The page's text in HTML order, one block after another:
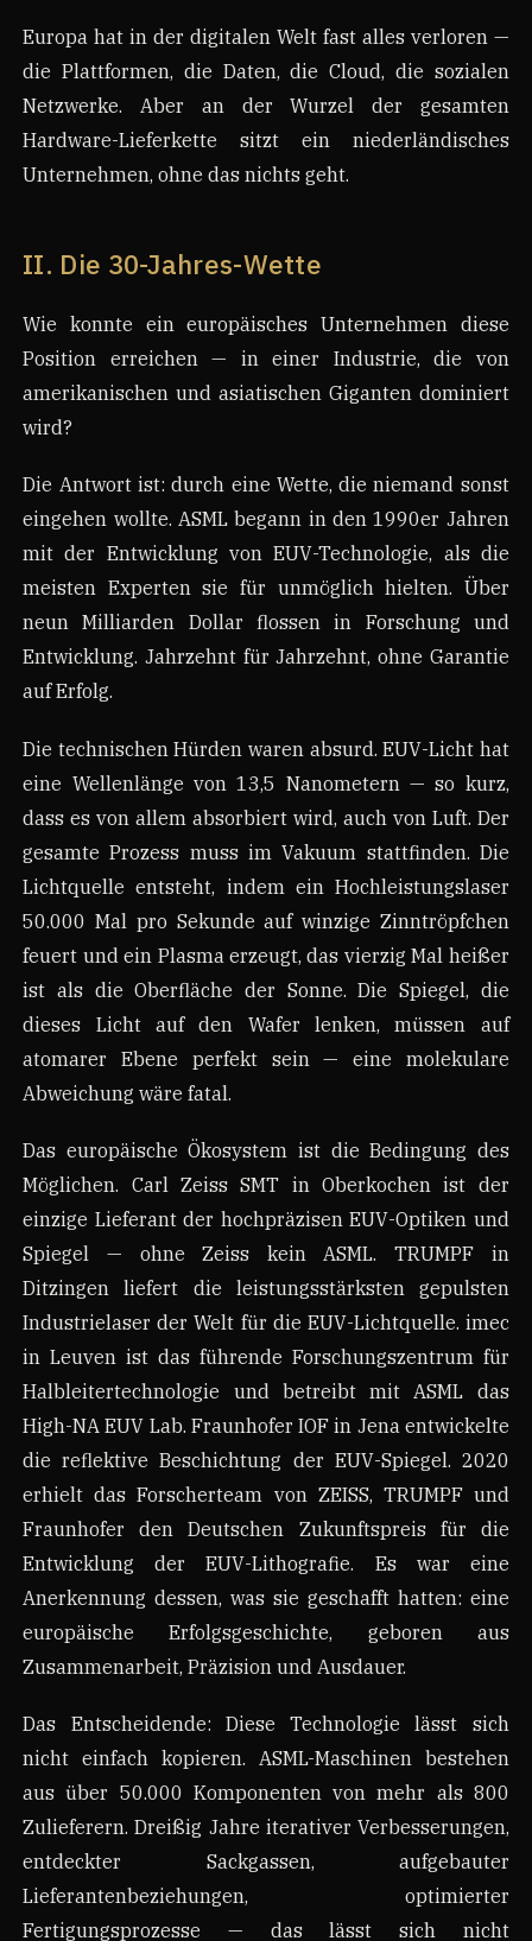
Europa hat in der digitalen Welt fast alles verloren —
die Plattformen, die Daten, die Cloud, die sozialen
Netzwerke. Aber an der Wurzel der gesamten
Hardware-Lieferkette sitzt ein niederländisches
Unternehmen, ohne das nichts geht.
II. Die 30-Jahres-Wette
Wie konnte ein europäisches Unternehmen diese
Position erreichen — in einer Industrie, die von
amerikanischen und asiatischen Giganten dominiert
wird?
Die Antwort ist: durch eine Wette, die niemand sonst
eingehen wollte. ASML begann in den 1990er Jahren
mit der Entwicklung von EUV-Technologie, als die
meisten Experten sie für unmöglich hielten. Über
neun Milliarden Dollar flossen in Forschung und
Entwicklung. Jahrzehnt für Jahrzehnt, ohne Garantie
auf Erfolg.
Die technischen Hürden waren absurd. EUV-Licht hat
eine Wellenlänge von 13,5 Nanometern — so kurz,
dass es von allem absorbiert wird, auch von Luft. Der
gesamte Prozess muss im Vakuum stattfinden. Die
Lichtquelle entsteht, indem ein Hochleistungslaser
50.000 Mal pro Sekunde auf winzige Zinntröpfchen
feuert und ein Plasma erzeugt, das vierzig Mal heißer
ist als die Oberfläche der Sonne. Die Spiegel, die
dieses Licht auf den Wafer lenken, müssen auf
atomarer Ebene perfekt sein — eine molekulare
Abweichung wäre fatal.
Das europäische Ökosystem ist die Bedingung des
Möglichen. Carl Zeiss SMT in Oberkochen ist der
einzige Lieferant der hochpräzisen EUV-Optiken und
Spiegel — ohne Zeiss kein ASML. TRUMPF in
Ditzingen liefert die leistungsstärksten gepulsten
Industrielaser der Welt für die EUV-Lichtquelle. imec
in Leuven ist das führende Forschungszentrum für
Halbleitertechnologie und betreibt mit ASML das
High-NA EUV Lab. Fraunhofer IOF in Jena entwickelte
die reflektive Beschichtung der EUV-Spiegel. 2020
erhielt das Forscherteam von ZEISS, TRUMPF und
Fraunhofer den Deutschen Zukunftspreis für die
Entwicklung der EUV-Lithografie. Es war eine
Anerkennung dessen, was sie geschafft hatten: eine
europäische Erfolgsgeschichte, geboren aus
Zusammenarbeit, Präzision und Ausdauer.
Das Entscheidende: Diese Technologie lässt sich
nicht einfach kopieren. ASML-Maschinen bestehen
aus über 50.000 Komponenten von mehr als 800
Zulieferern. Dreißig Jahre iterativer Verbesserungen,
entdeckter Sackgassen, aufgebauter
Lieferantenbeziehungen, optimierter
Fertigungsprozesse — das lässt sich nicht